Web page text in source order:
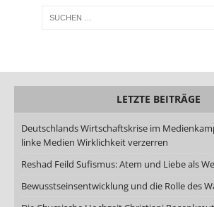
LETZTE BEITRÄGE
Deutschlands Wirtschaftskrise im
linke Medien Wirklichkeit verzerren
Reshad Feild Sufismus: Atem und Liebe als
Bewusstseinsentwicklung und die Rolle des